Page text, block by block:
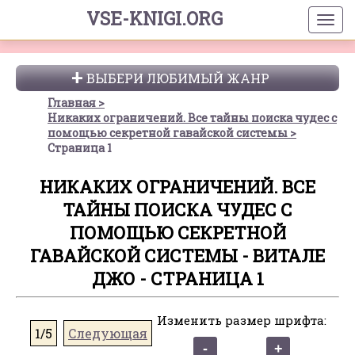
VSE-KNIGI.ORG
ВЫБЕРИ ЛЮБИМЫЙ ЖАНР
Главная
Никаких ограничений. Все тайны поиска чудес с
помощью секретной гавайской системы
Страница 1
НИКАКИХ ОГРАНИЧЕНИЙ. ВСЕ
ТАЙНЫ ПОИСКА ЧУДЕС С
ПОМОЩЬЮ СЕКРЕТНОЙ
ГАВАЙСКОЙ СИСТЕМЫ - ВИТАЛЕ
ДЖО - СТРАНИЦА 1
1/5 Следующая
Изменить размер шрифта: